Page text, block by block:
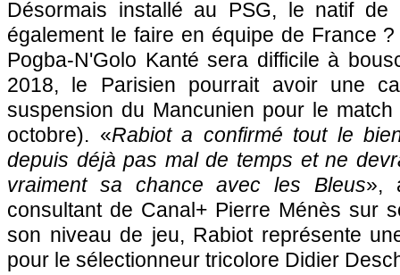
Désormais installé au PSG, le natif de
également le faire en équipe de France
Pogba-N'Golo Kanté sera difficile à
2018, le Parisien pourrait avoir une
suspension du Mancunien pour le
octobre). «Rabiot a confirmé tout le
depuis déjà pas mal de temps et ne
vraiment sa chance avec les Bleus»,
consultant de Canal+ Pierre Ménès sur
son niveau de jeu, Rabiot représente
pour le sélectionneur tricolore Didier